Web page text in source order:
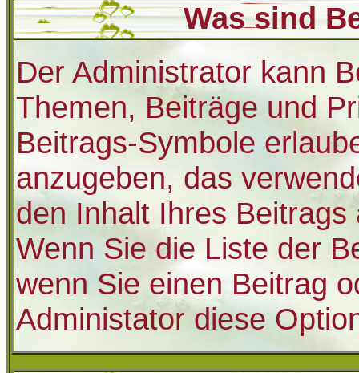
Was sind
Der Administrator kann
Themen, Beiträge und
Beitrags-Symbole
anzugeben, das
den Inhalt Ihres
Wenn Sie die Liste der
wenn Sie einen Beitrag
Administator diese